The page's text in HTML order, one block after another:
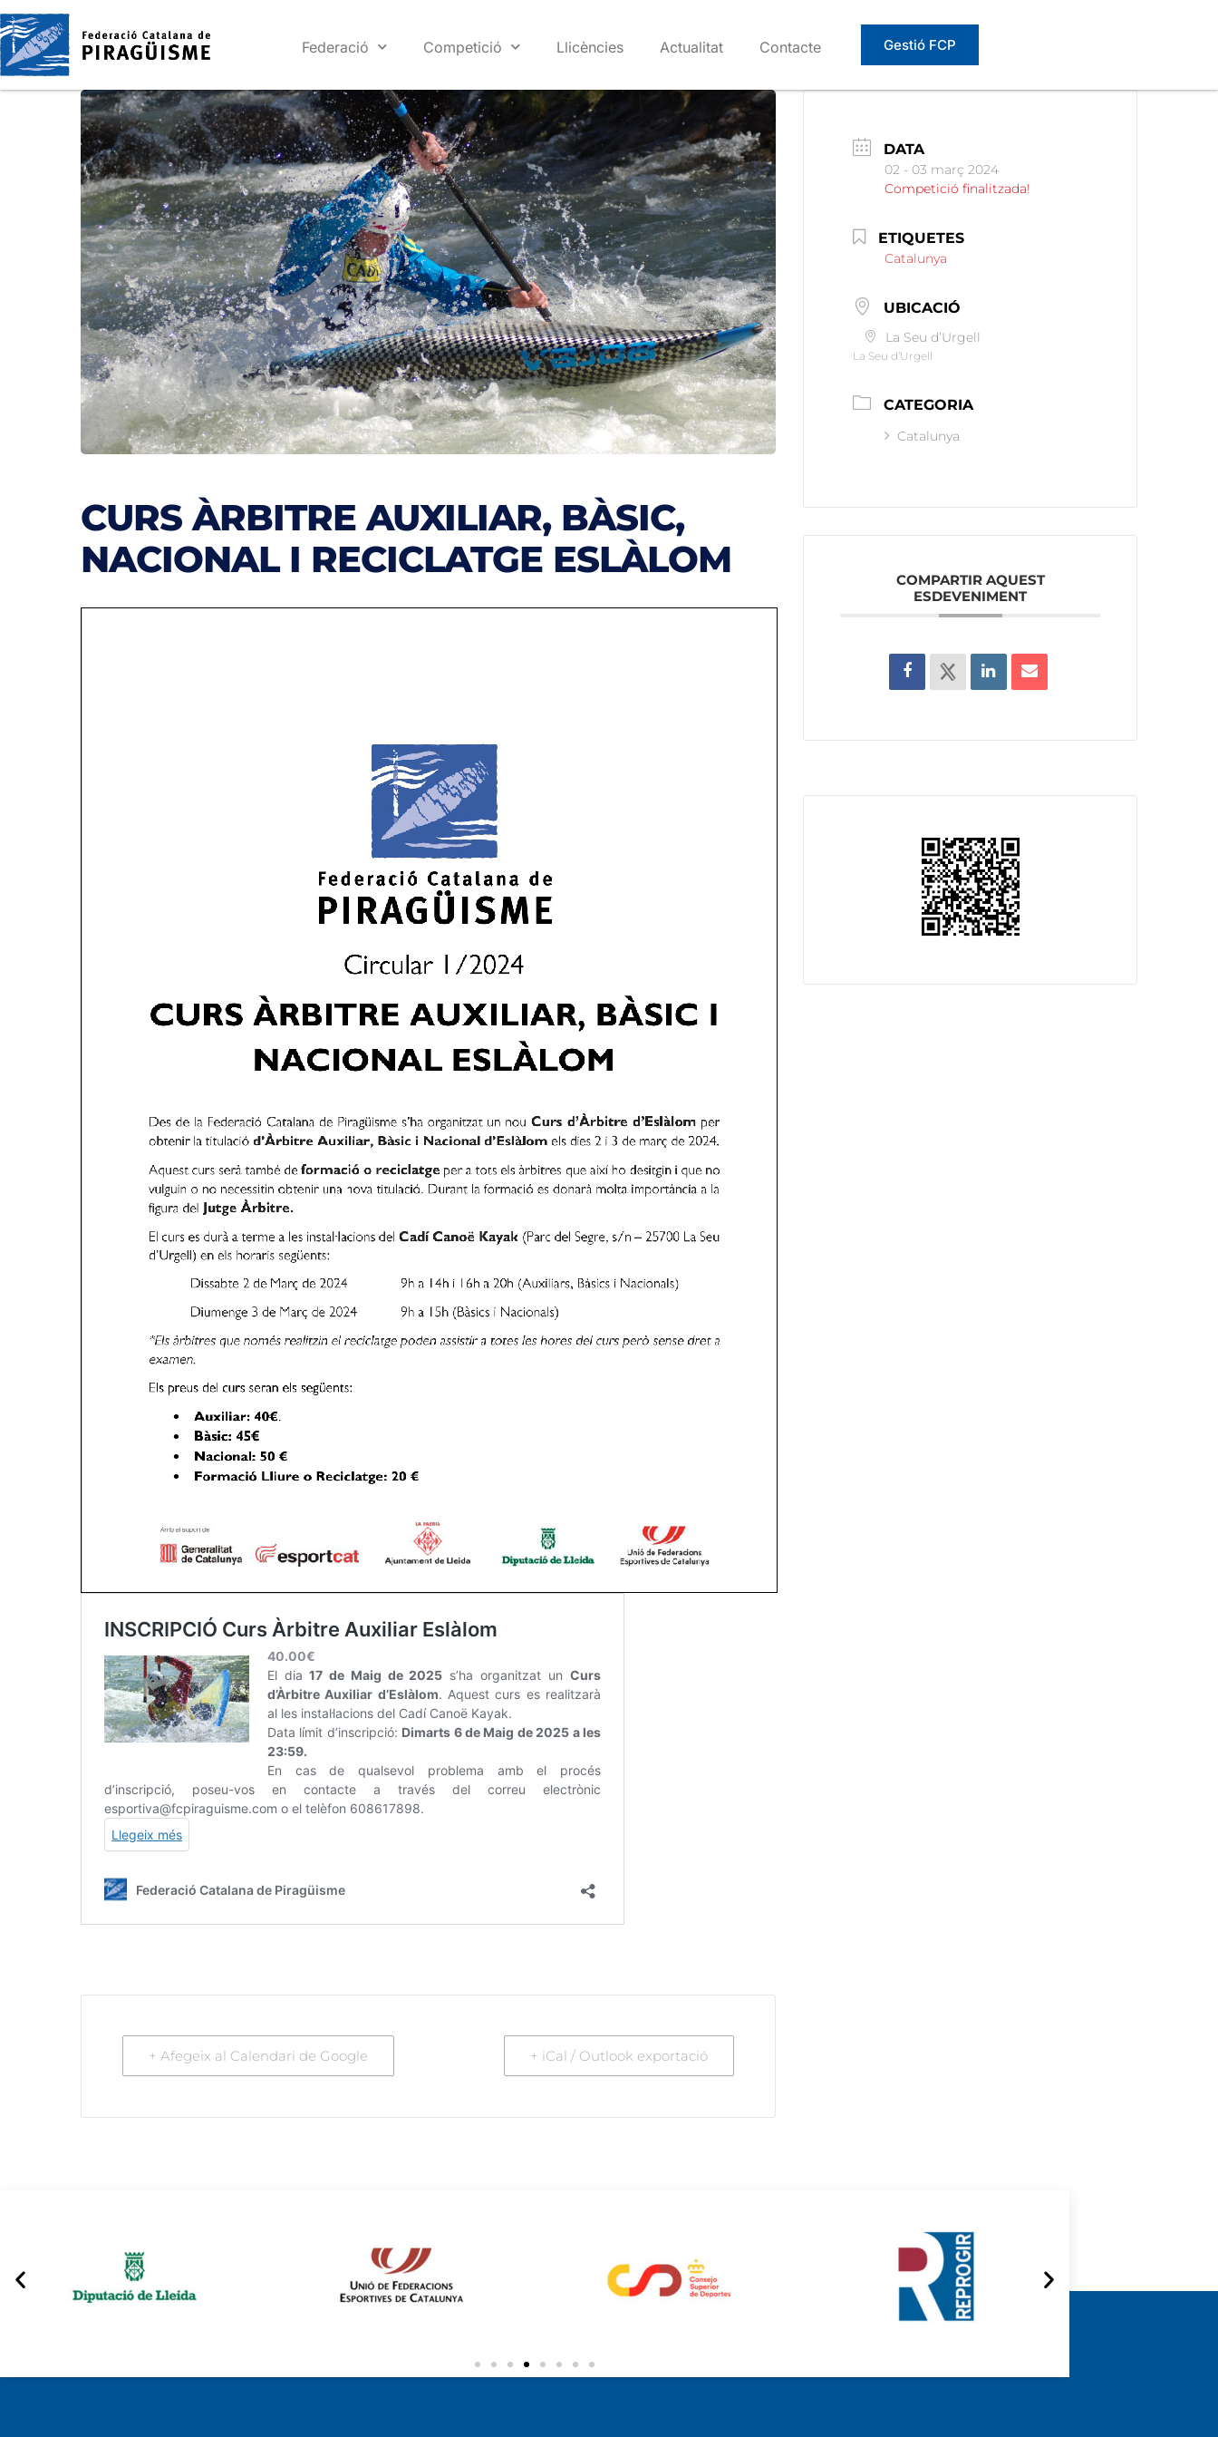
Federació Competició Llicències Actualitat Contacte Gestió FCP
CURS ÀRBITRE AUXILIAR, BÀSIC,
NACIONAL I RECICLATGE ESLÀLOM
+ Afegeix al Calendari de Google + iCal / Outlook exportació
DATA
02 - 03 març 2024
Competició finalitzada!
ETIQUETES
Catalunya
UBICACIÓ
La Seu d’Urgell
La Seu d’Urgell
CATEGORIA
Catalunya
COMPARTIR AQUEST
ESDEVENIMENT